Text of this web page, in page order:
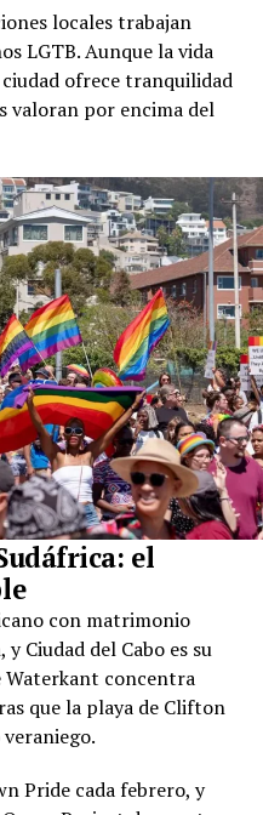
locales trabajan
LGTB. Aunque la vida
ofrece tranquilidad
valoran por encima del
el
con matrimonio
Ciudad del Cabo es su
Waterkant concentra
que la playa de Clifton
Pride cada febrero, y